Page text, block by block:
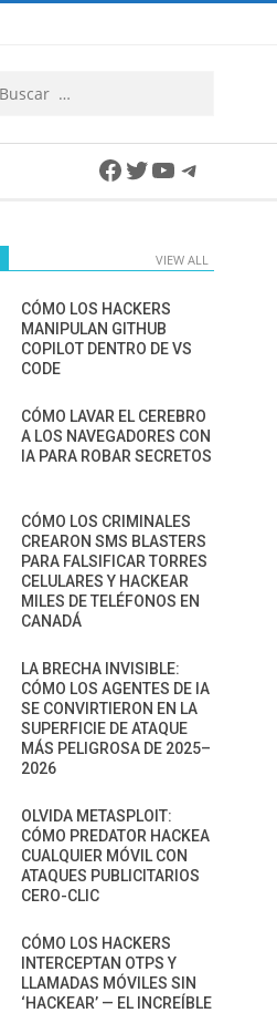
Facebook
Twitter
YouTube
VIEW ALL
CÓMO LOS HACKERS
MANIPULAN GITHUB
COPILOT DENTRO DE VS
CODE
CÓMO LAVAR EL CEREBRO
A LOS NAVEGADORES CON
IA PARA ROBAR SECRETOS
CÓMO LOS CRIMINALES
CREARON SMS BLASTERS
PARA FALSIFICAR TORRES
CELULARES Y HACKEAR
MILES DE TELÉFONOS EN
CANADÁ
LA BRECHA INVISIBLE:
CÓMO LOS AGENTES DE IA
SE CONVIRTIERON EN LA
SUPERFICIE DE ATAQUE
MÁS PELIGROSA DE 2025–
2026
OLVIDA METASPLOIT:
CÓMO PREDATOR HACKEA
CUALQUIER MÓVIL CON
ATAQUES PUBLICITARIOS
CERO-CLIC
CÓMO LOS HACKERS
INTERCEPTAN OTPS Y
LLAMADAS MÓVILES SIN
‘HACKEAR’ — EL INCREÍBLE